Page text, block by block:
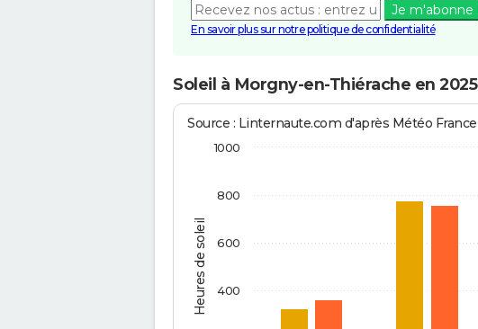
Je m'abonne
En savoir plus sur notre politique de confidentialité
Soleil à Morgny-en-Thiérache en 2025
Heures de soleil
Source : Linternaute.com d'après Météo France
400
600
800
1000